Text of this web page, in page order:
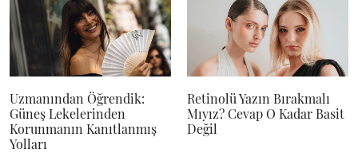
Uzmanından Öğrendik:
Güneş Lekelerinden
Korunmanın Kanıtlanmış
Yolları
Retinolü Yazın Bırakmalı
Mıyız? Cevap O Kadar Basit
Değil